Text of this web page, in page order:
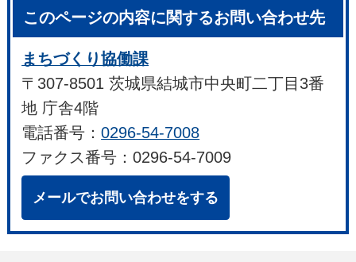
このページの内容に関するお問い合わせ先
まちづくり協働課
〒307-8501 茨城県結城市中央町二丁目3番
地 庁舎4階
電話番号：0296-54-7008
ファクス番号：0296-54-7009
メールでお問い合わせをする